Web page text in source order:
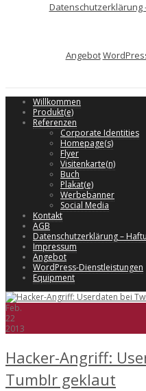
Datenschutzerklärung
Angebot
Willkommen
Produkt(e)
Referenzen
Corporate Identities
Homepage(s)
Flyer
Visitenkarte(n)
Buch
Plakat(e)
Werbebanner
Social Media
Kontakt
AGB
Datenschutzerklärung –
Impressum
Angebot
WordPress-Dienstleistungen
Equipment
Feb.
22
2013
Hacker-Angriff:
Tumblr geklaut